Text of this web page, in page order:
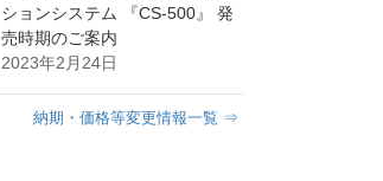
ションシステム 『CS-500』 発
売時期のご案内
2023年2月24日
納期・価格等変更情報一覧 ⇒